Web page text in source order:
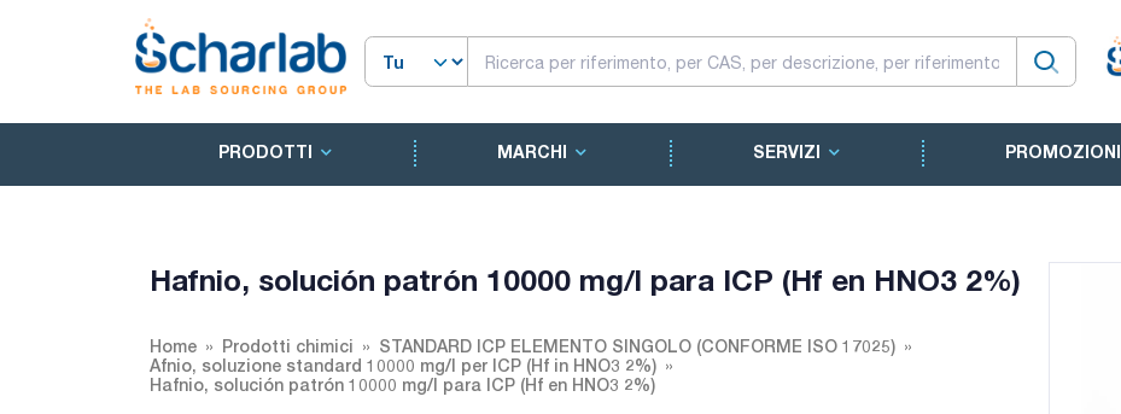
PRODOTTI MARCHI SERVIZI PROMOZIONI
Hafnio, solución patrón 10000 mg/l para ICP (Hf en HNO3 2%)
Home Prodotti chimici
STANDARD ICP ELEMENTO SINGOLO (CONFORME ISO 17025)
Afnio, soluzione standard 10000 mg/l per ICP (Hf in HNO3 2%)
Hafnio, solución patrón 10000 mg/l para ICP (Hf en HNO3 2%)